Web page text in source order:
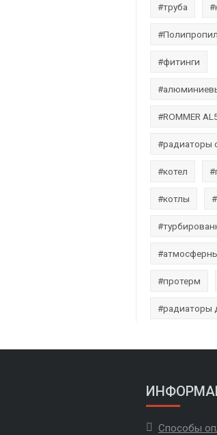
#труба
#фитинги
#ROMMER
#радиаторы
#котел
#котлы
#протерм
#радиаторы
Способы